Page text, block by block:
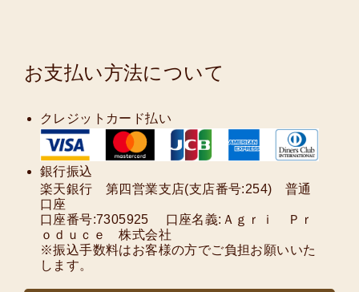
お支払い方法について
クレジットカード払い
銀行振込
楽天銀行 第四営業支店(支店番号:254) 普通
口座
口座番号:7305925 口座名義:Ａｇｒｉ Ｐｒ
ｏｄｕｃｅ 株式会社
※振込手数料はお客様の方でご負担お願いいた
します。